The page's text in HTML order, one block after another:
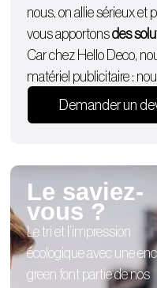
nous, on allie sérieux et
vous apportonsdes
Car chez Hello Deco,
matériel publicitaire :
Demander un
Le saviez-
vous ?
Le tri et l’impression
écologique avec une
green font partie de nos